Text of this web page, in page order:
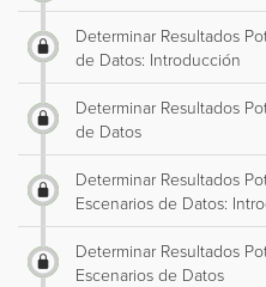
Determinar Resultados
de Datos: Introducción
Determinar Resultados
de Datos
Determinar Resultados
Escenarios de Datos:
Determinar Resultados
Escenarios de Datos